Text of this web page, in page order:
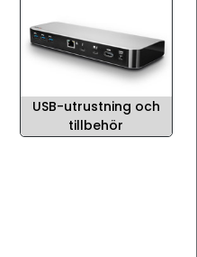
USB-utrustning och
tillbehör